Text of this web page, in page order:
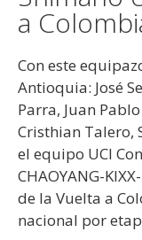
a
Con este
Antioquia: José
Parra, Juan
Cristhian Talero,
el equipo UCI
CHAOYANG-
de la Vuelta a
nacional por